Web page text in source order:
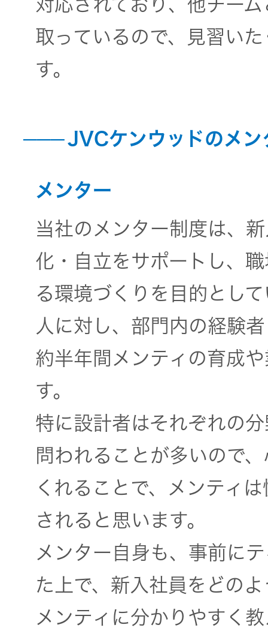
対応されており、他チー
取っているので、見習い
す。
JVCケンウッドのメン
メンター
当社のメンター制度は、
化・自立をサポートし、
る環境づくりを目的とし
人に対し、部門内の経験
約半年間メンティの育成
す。
特に設計者はそれぞれの
問われることが多いので
くれることで、メンティ
されると思います。
メンター自身も、事前に
た上で、新入社員をどの
メンティに分かりやすく